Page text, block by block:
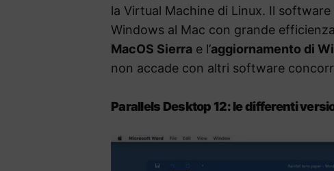
la Virtual Machine di Linux. Il
Windows al Mac con grande
MacOS Sierra e l’aggiornamento di
non accade con altri software
Parallels Desktop 12: le differenti